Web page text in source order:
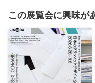
この展覧会に興味が